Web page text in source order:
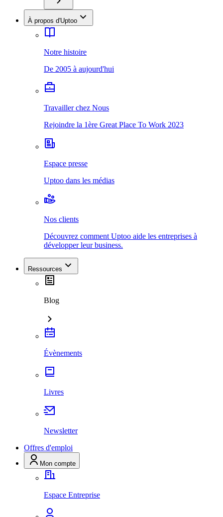
À propos d'Uptoo
Notre histoire
De 2005 à aujourd'hui
Travailler chez Nous
Rejoindre la 1ère Great Place To Work 2023
Espace presse
Uptoo dans les médias
Nos clients
Découvrez comment Uptoo aide les entreprises à
développer leur business.
Ressources
Blog
Évènements
Livres
Newsletter
Offres d'emploi
Mon compte
Espace Entreprise